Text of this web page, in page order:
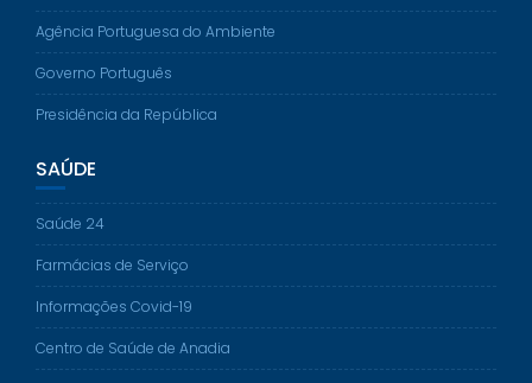
Agência Portuguesa do Ambiente
Governo Português
Presidência da República
SAÚDE
Saúde 24
Farmácias de Serviço
Informações Covid-19
Centro de Saúde de Anadia